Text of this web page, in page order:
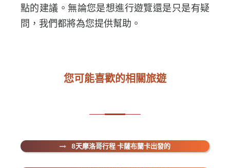
點的建議。無論您是想進行遊覽還是只是有疑
問，我們都將為您提供幫助。
您可能喜歡的相關旅遊
8天摩洛哥行程 卡薩布蘭卡出發的